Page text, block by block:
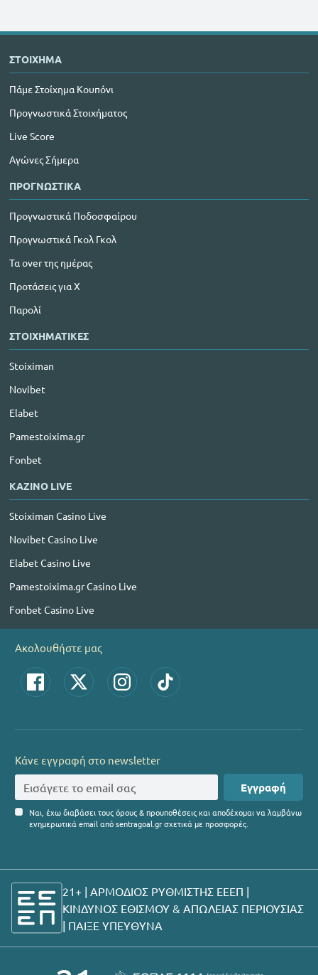
ΣΤΟΙΧΗΜΑ
Πάμε Στοίχημα Κουπόνι
Προγνωστικά Στοιχήματος
Live Score
Αγώνες Σήμερα
ΠΡΟΓΝΩΣΤΙΚΑ
Προγνωστικά Ποδοσφαίρου
Προγνωστικά Γκολ Γκολ
Τα over της ημέρας
Προτάσεις για Χ
Παρολί
ΣΤΟΙΧΗΜΑΤΙΚΕΣ
Stoiximan
Novibet
Elabet
Pamestoixima.gr
Fonbet
ΚΑΖΙΝΟ LIVE
Stoiximan Casino Live
Novibet Casino Live
Elabet Casino Live
Pamestoixima.gr Casino Live
Fonbet Casino Live
Ακολουθήστε μας
Κάνε εγγραφή στο newsletter
Εγγραφή
Ναι, έχω διαβάσει τους όρους & προυποθέσεις και αποδέχομαι να λαμβάνω
ενημερωτικά email από sentragoal.gr σχετικά με προσφορές.
21+ | ΑΡΜΟΔΙΟΣ ΡΥΘΜΙΣΤΗΣ ΕΕΕΠ |
ΚΙΝΔΥΝΟΣ ΕΘΙΣΜΟΥ & ΑΠΩΛΕΙΑΣ ΠΕΡΙΟΥΣΙΑΣ
| ΠΑΙΞΕ ΥΠΕΥΘΥΝΑ